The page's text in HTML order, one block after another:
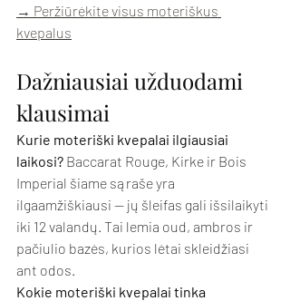
→ Peržiūrėkite visus moteriškus
kvepalus
Dažniausiai užduodami
klausimai
Kurie moteriški kvepalai ilgiausiai
laikosi? Baccarat Rouge, Kirke ir Bois
Imperial šiame sąraše yra
ilgaamžiškiausi — jų šleifas gali išsilaikyti
iki 12 valandų. Tai lemia oud, ambros ir
pačiulio bazės, kurios lėtai skleidžiasi
ant odos.
Kokie moteriški kvepalai tinka